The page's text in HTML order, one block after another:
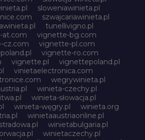
sloweniawinieta.pl
szwajcariawinieta.pl
tunellivigno.pl
vignette-bg.com
cz.com
vignette-pl.com
vignette-ro.com
vignette.pl
vignettepoland.pl
vinietaelectronica.com
wegrywinieta.pl
winieta-czechy.pl
winieta-słowacja.pl
winieta-węgry.pl
winieta.org
winietaaustriaonline.pl
winietabulgaria.pl
winietaczechy.pl